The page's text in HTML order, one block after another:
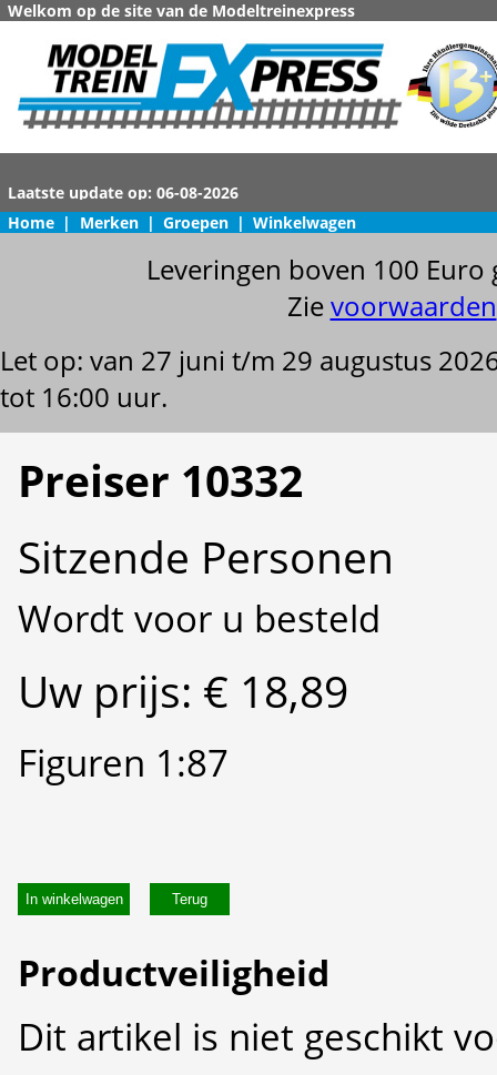
Welkom op de site van de Modeltreinexpress
Home | Merken | Groepen | Winkelwagen
Leveringen boven 100
Zievoorwaarden
Let op: van 27 juni t/m 29 augustus
tot 16:00 uur.
Preiser 10332
Sitzende Personen
Wordt voor u besteld
Uw prijs: € 18,89
Figuren 1:87
In winkelwagen
Productveiligheid
Dit artikel is niet geschikt